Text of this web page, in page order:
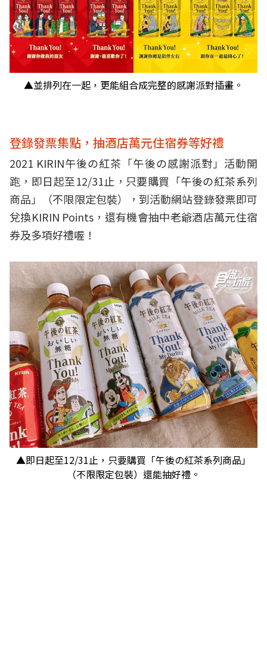
▲並排列在一起，更能組合成完整的感謝派對插畫。
登錄發票集點，抽酒店萬元住宿券等好禮
2021 KIRIN午後の紅茶「午後の感謝派對」活動開
跑，即日起至12/31止，只要購買「午後の紅茶系列
商品」（不限限定包裝），到活動網站登錄發票即可
兌換KIRIN Points，還有機會抽中老爺酒店萬元住宿
券及多項好禮喔！
▲即日起至12/31止，只要購買「午後の紅茶系列商品」
（不限限定包裝）還能抽好禮。